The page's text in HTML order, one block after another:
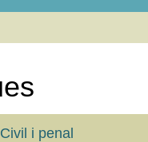
Civil i penal